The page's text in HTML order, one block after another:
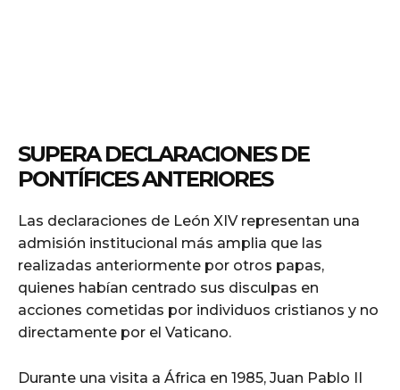
SUPERA DECLARACIONES DE
PONTÍFICES ANTERIORES
Las declaraciones de León XIV representan una
admisión institucional más amplia que las
realizadas anteriormente por otros papas,
quienes habían centrado sus disculpas en
acciones cometidas por individuos cristianos y no
directamente por el Vaticano.
Durante una visita a África en 1985, Juan Pablo II